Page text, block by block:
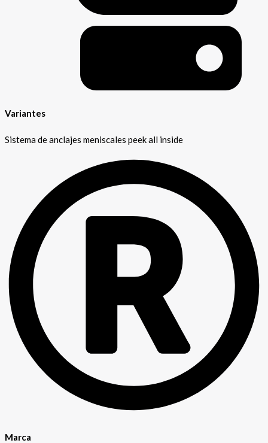
Variantes
Sistema de anclajes meniscales peek all inside
Marca